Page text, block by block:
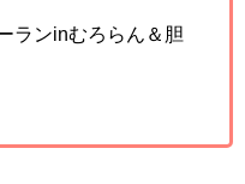
ランinむろらん＆胆